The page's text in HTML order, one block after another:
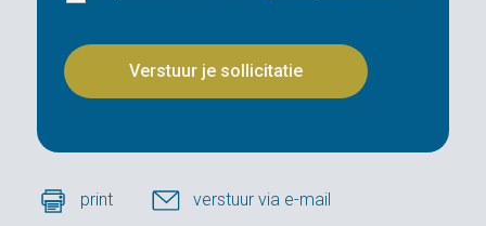
print verstuur via e-mail